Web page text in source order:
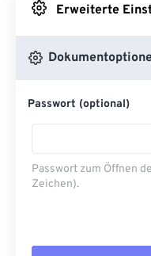
Erweiterte
Passwort (optional)
Passwort zum Öffnen
Zeichen).